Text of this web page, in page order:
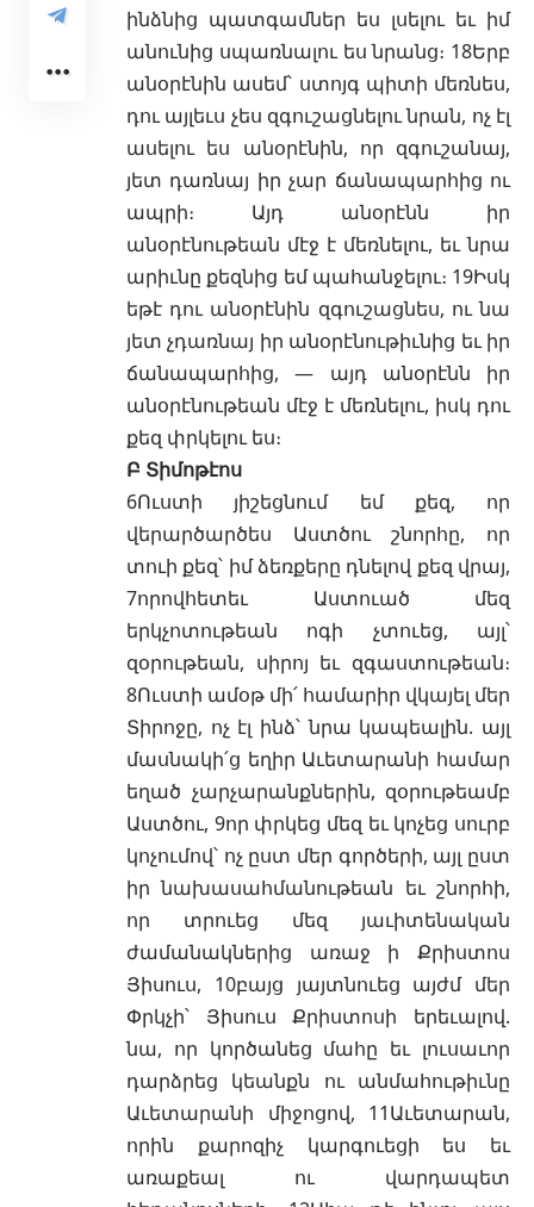
ինձնից պատգամներ ես լսելու եւ իմ
անունից սպառնալու ես նրանց։ 18Երբ
անօրէնին ասեմ՝ ստոյգ պիտի մեռնես,
դու այլեւս չես զգուշացնելու նրան, ոչ էլ
ասելու ես անօրէնին, որ զգուշանայ,
յետ դառնայ իր չար ճանապարհից ու
ապրի։ Այդ անօրէնն իր
անօրէնութեան մէջ է մեռնելու, եւ նրա
արիւնը քեզնից եմ պահանջելու։ 19Իսկ
եթէ դու անօրէնին զգուշացնես, ու նա
յետ չդառնայ իր անօրէնութիւնից եւ իր
ճանապարհից, — այդ անօրէնն իր
անօրէնութեան մէջ է մեռնելու, իսկ դու
քեզ փրկելու ես։
Բ Տիմոթէոս
6Ուստի յիշեցնում եմ քեզ, որ
վերարծարծես Աստծու շնորհը, որ
տուի քեզ՝ իմ ձեռքերը դնելով քեզ վրայ,
7որովհետեւ Աստուած մեզ
երկչոտութեան ոգի չտուեց, այլ՝
զօրութեան, սիրոյ եւ զգաստութեան։
8Ուստի ամօթ մի՛ համարիր վկայել մեր
Տիրոջը, ոչ էլ ինձ՝ նրա կապեալին. այլ
մասնակի՛ց եղիր Աւետարանի համար
եղած չարչարանքներին, զօրութեամբ
Աստծու, 9որ փրկեց մեզ եւ կոչեց սուրբ
կոչումով՝ ոչ ըստ մեր գործերի, այլ ըստ
իր նախասահմանութեան եւ շնորհի,
որ տրուեց մեզ յաւիտենական
ժամանակներից առաջ ի Քրիստոս
Յիսուս, 10բայց յայտնուեց այժմ մեր
Փրկչի՝ Յիսուս Քրիստոսի երեւալով.
նա, որ կործանեց մահը եւ լուսաւոր
դարձրեց կեանքն ու անմահութիւնը
Աւետարանի միջոցով, 11Աւետարան,
որին քարոզիչ կարգուեցի ես եւ
առաքեալ ու վարդապետ